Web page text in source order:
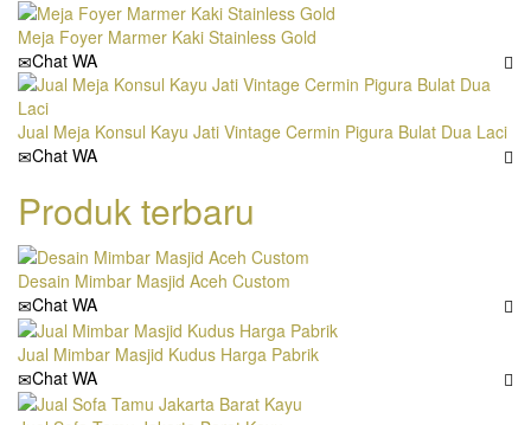
Meja Foyer Marmer Kaki Stainless Gold
Chat WA
Jual Meja Konsul Kayu Jati Vintage Cermin Pigura Bulat Dua Laci
Chat WA
Produk terbaru
Desain Mimbar Masjid Aceh Custom
Chat WA
Jual Mimbar Masjid Kudus Harga Pabrik
Chat WA